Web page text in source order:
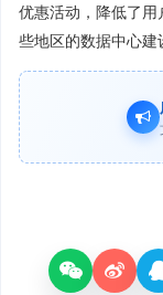
优惠活动，降低了
些地区的数据中心建